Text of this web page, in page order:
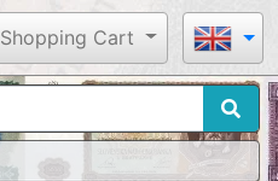
Shopping Cart